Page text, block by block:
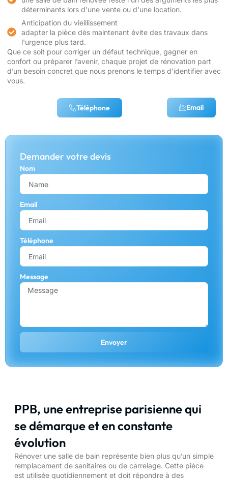
déterminants lors d'une vente ou d'une location.
Anticipation du vieillissement
adapter la pièce dès maintenant évite des travaux dans
l'urgence plus tard.
Que ce soit pour corriger un défaut technique, gagner en
confort ou préparer l’avenir, chaque projet de rénovation part
d’un besoin concret que nous prenons le temps d’identifier avec
vous.
Téléphone Email
Demander votre devis
Nom
Email
Téléphone
Message
Envoyer
PPB, une entreprise parisienne qui
se démarque et en constante
évolution
Rénover une salle de bain représente bien plus qu’un simple
remplacement de sanitaires ou de carrelage. Cette pièce
est utilisée quotidiennement et doit répondre à des